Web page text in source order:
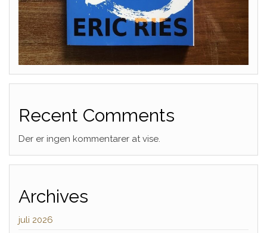
Recent Comments
Der er ingen kommentarer at vise.
Archives
juli 2026